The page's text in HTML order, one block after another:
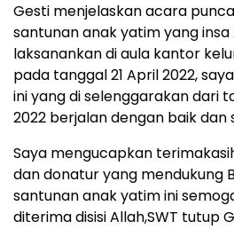
Gesti menjelaskan acara
santunan anak yatim yang insa
laksanankan di aula kantor
pada tanggal 21 April 2022,
ini yang di selenggarakan dari
2022 berjalan dengan baik dan
Saya mengucapkan
dan donatur yang mendukung
santunan anak yatim ini
diterima disisi Allah,SWT tutup